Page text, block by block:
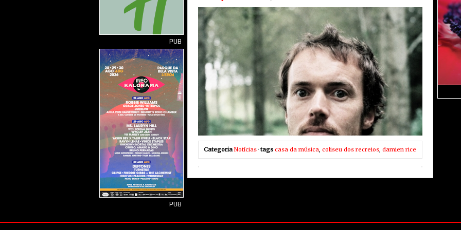
PUB
PUB
Categoria Notícias· tags casa da música, coliseu dos recreios, damien rice